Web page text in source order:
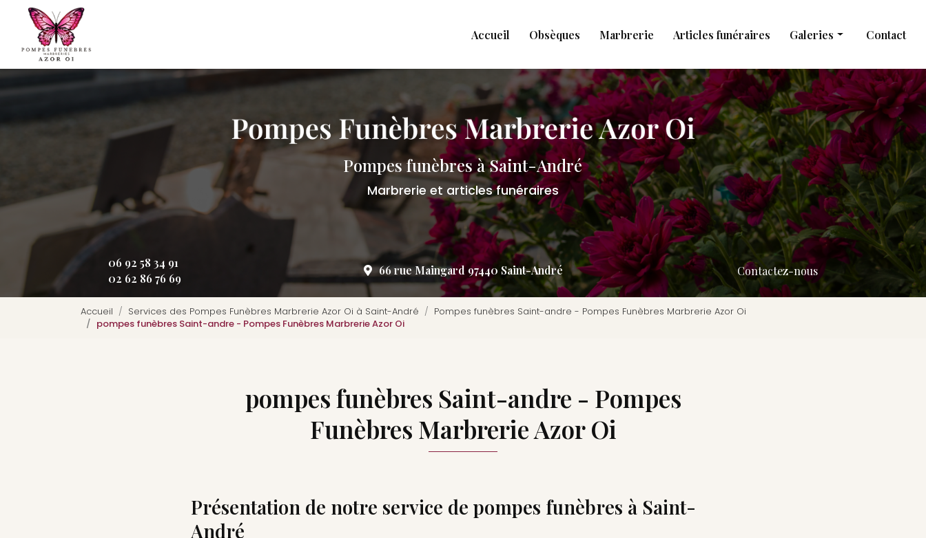
contenu
principal
Accueil
Obsèques Marbrerie Articles funéraires Galeries
Obsèques
Marbrerie
Articles funéraires
Contact
Pompes funèbres à Saint-André
Marbrerie et articles funéraires
06 92 58 34 91
02 62 86 76 69
66 rue Maingard 97440 Saint-André Contactez-nous
Accueil Services des Pompes Funèbres Marbrerie Azor Oi à Saint-André
Pompes funèbres Saint-andre - Pompes Funèbres Marbrerie Azor Oi
pompes funèbres Saint-andre - Pompes Funèbres Marbrerie Azor Oi
pompes funèbres Saint-andre - Pompes
Funèbres Marbrerie Azor Oi
Présentation de notre service de pompes funèbres à Saint-
André